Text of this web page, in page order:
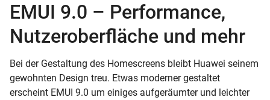
EMUI 9.0 – Performance,
Nutzeroberfläche und mehr
Bei der Gestaltung des Homescreens bleibt Huawei seinem
gewohnten Design treu. Etwas moderner gestaltet
erscheint EMUI 9.0 um einiges aufgeräumter und leichter